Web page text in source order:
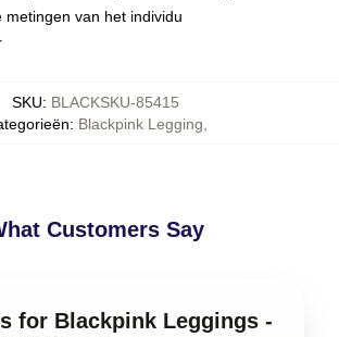
metingen van het individu
SKU: BLACKSKU-85415
: Blackpink Legging
Customers Say
for Blackpink Leggings -